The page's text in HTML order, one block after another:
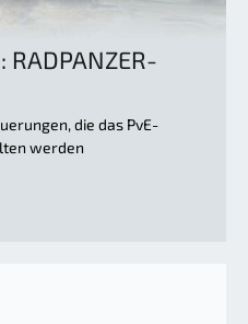
RADPANZER-
die das PvE-
werden